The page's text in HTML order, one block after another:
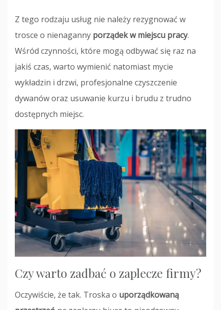
Z tego rodzaju usług nie należy rezygnować w
trosce o nienaganny porządek w miejscu pracy.
Wśród czynności, które mogą odbywać się raz na
jakiś czas, warto wymienić natomiast mycie
wykładzin i drzwi, profesjonalne czyszczenie
dywanów oraz usuwanie kurzu i brudu z trudno
dostępnych miejsc.
Czy warto zadbać o zaplecze firmy?
Oczywiście, że tak. Troska o uporządkowaną